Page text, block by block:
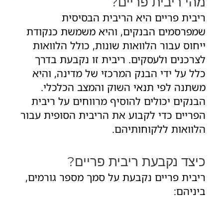
e
r
b
e
r
a
m
o
k
-
f
ריבית פריים היא הריבית הבסיסית
שמפרסמים הבנקים, והיא משמשת כנקודת
ייחוס עבור הלוואות שונות, כולל הלוואות
לצרכנים ולעסקים. ריבית זו נקבעת בדרך
כלל על ידי הבנק המרכזי של מדינה, והיא
משתנה לפי תנאי השוק והמצב הכלכלי.
הבנקים יכולים להוסיף מרווחים על ריבית
הפריים כדי לקבוע את הריבית הסופית עבור
הלוואות ללקוחותיהם.
כיצד נקבעת ריבית פריים?
ריבית פריים נקבעת על סמך מספר גורמים,
ביניהם: